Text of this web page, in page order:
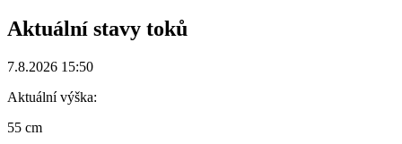
Aktuální stavy toků
7.8.2026 15:50
Aktuální výška:
55 cm